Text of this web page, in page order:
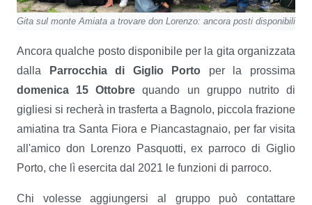
Gita sul monte Amiata a trovare don Lorenzo: ancora posti disponibili
Ancora qualche posto disponibile per la gita organizzata
dalla
Parrocchia di Giglio Porto per la prossima
domenica 15 Ottobre quando un gruppo nutrito di
gigliesi si recherà in trasferta a Bagnolo, piccola frazione
amiatina tra Santa Fiora e Piancastagnaio, per far visita
all'amico don Lorenzo Pasquotti, ex parroco di Giglio
Porto, che lì esercita dal 2021 le funzioni di parroco.
Chi volesse aggiungersi al gruppo può contattare